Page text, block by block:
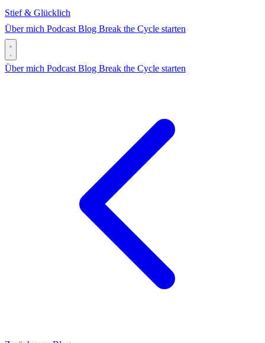
Stief & Glücklich
Über mich Podcast Blog Break the Cycle starten
Über mich Podcast Blog Break the Cycle starten